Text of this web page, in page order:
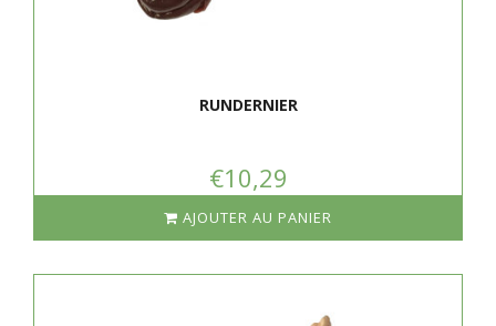
RUNDERNIER
€10,29
AJOUTER AU PANIER